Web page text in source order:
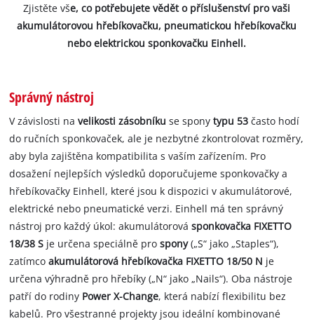
Zjistěte vše, co potřebujete vědět o příslušenství pro vaši
akumulátorovou hřebíkovačku, pneumatickou hřebíkovačku
nebo elektrickou sponkovačku Einhell.
Správný nástroj
V závislosti navelikosti zásobníku se spony typu 53často hodí
do ručních sponkovaček, ale je nezbytné zkontrolovat rozměry,
aby byla zajištěna kompatibilita s vaším zařízením. Pro
dosažení nejlepších výsledků doporučujeme sponkovačky a
hřebíkovačky Einhell, které jsou k dispozici v akumulátorové,
elektrické nebo pneumatické verzi. Einhell má ten správný
nástroj pro každý úkol: akumulátorovásponkovačka FIXETTO
18/38 S je určena speciálně prospony(„S“ jako „Staples“),
zatímcoakumulátorová hřebíkovačka FIXETTO 18/50 N je
určena výhradně pro hřebíky („N“ jako „Nails“). Oba nástroje
patří do rodiny Power X-Change, která nabízí flexibilitu bez
kabelů. Pro všestranné projekty jsou ideální kombinované